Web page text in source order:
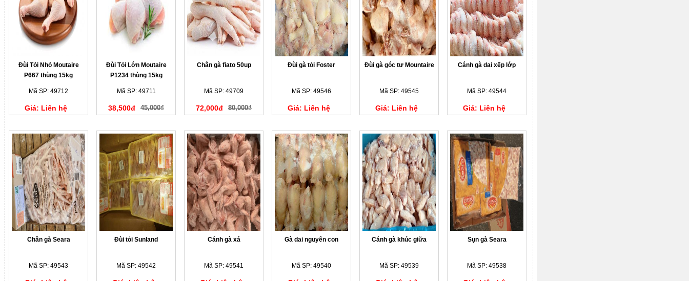
Đùi Tỏi Nhỏ Moutaire
P667 thùng 15kg
Mã SP: 49712
Giá: Liên hệ
Đùi Tỏi Lớn Moutaire
P1234 thùng 15kg
Mã SP: 49711
38,500đ 45,000₫
Chân gà fiato 50up
Mã SP: 49709
72,000đ 80,000₫
Đùi gà tỏi Foster
Mã SP: 49546
Giá: Liên hệ
Đùi gà góc tư Mountaire
Mã SP: 49545
Giá: Liên hệ
Cánh gà dai xếp lớp
Mã SP: 49544
Giá: Liên hệ
Chân gà Seara
Mã SP: 49543
Đùi tỏi Sunland
Mã SP: 49542
Cánh gà xá
Mã SP: 49541
Gà dai nguyên con
Mã SP: 49540
Cánh gà khúc giữa
Mã SP: 49539
Sụn gà Seara
Mã SP: 49538